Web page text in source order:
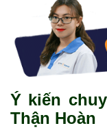
Ý kiến
Thận Hoàn